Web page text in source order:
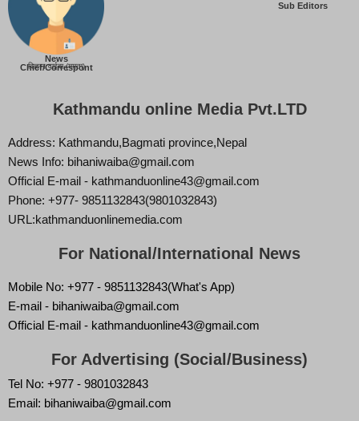
News
Chief/Correspont
बिज्ञान वाईबा (ममता)
Sub Editors
Kathmandu online Media Pvt.LTD
Address: Kathmandu,Bagmati province,Nepal
News Info: bihaniwaiba@gmail.com
Official E-mail - kathmanduonline43@gmail.com
Phone: +977- 9851132843(9801032843)
URL:kathmanduonlinemedia.com
For National/International News
Mobile No: +977 - 9851132843(What's App)
E-mail - bihaniwaiba@gmail.com
Official E-mail - kathmanduonline43@gmail.com
For Advertising (Social/Business)
Tel No: +977 - 9801032843
Email: bihaniwaiba@gmail.com